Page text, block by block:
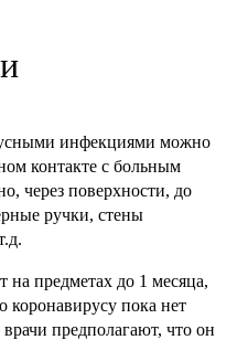
инфекциями можно
контакте с больным
через поверхности, до
ручки, стены
на предметах до 1 месяца,
коронавирусу пока нет
предполагают, что он